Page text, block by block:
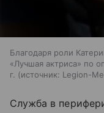
Благодаря роли
«Лучшая актриса» по
г.
источник: Legion-
Служба в